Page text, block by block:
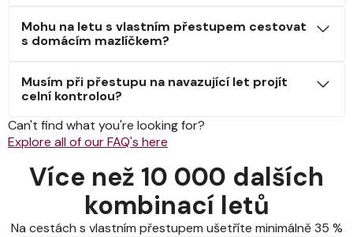
Mohu na letu s vlastním přestupem cestovat
s domácím mazlíčkem?
Musím při přestupu na navazující let projít
celní kontrolou?
Can't find what you're looking for?
Explore all of our FAQ's here
Více než 10 000 dalších
kombinací letů
Na cestách s vlastním přestupem ušetříte minimálně 35 %